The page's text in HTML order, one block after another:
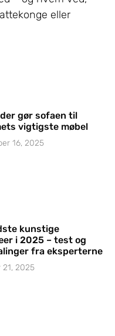
eller
gør sofaen til
vigtigste møbel
16, 2025
kunstige
i 2025 – test og
fra eksperterne
21, 2025